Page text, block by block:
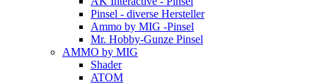
Pinsel - diverse Hersteller
Ammo by MIG -Pinsel
Mr. Hobby-Gunze Pinsel
AMMO by MIG
Shader
ATOM